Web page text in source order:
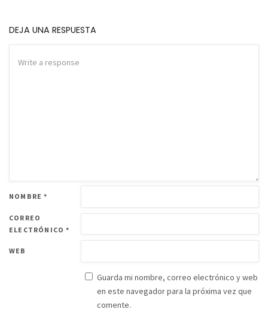
DEJA UNA RESPUESTA
NOMBRE*
CORREO
ELECTRÓNICO*
WEB
Guarda mi nombre, correo electrónico y web
en este navegador para la próxima vez que
comente.